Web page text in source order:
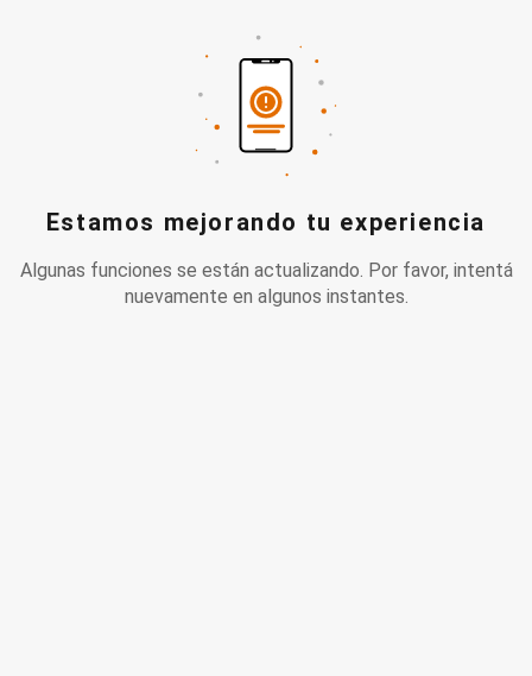
Estamos mejorando tu experiencia
Algunas funciones se están actualizando. Por favor, intentá
nuevamente en algunos instantes.